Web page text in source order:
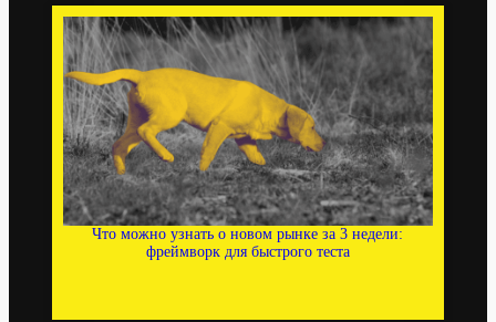
Что можно узнать о новом рынке за 3 недели:
фреймворк для быстрого теста